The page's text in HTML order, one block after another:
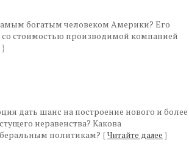
богатым человеком Америки? Его
со стоимостью производимой компанией
}
дать шанс на построение нового и более
неравенства? Какова
политикам? { Читайте далее }